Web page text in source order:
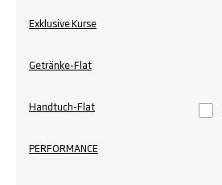
Exklusive Kurse
Getränke-Flat
Handtuch-Flat
PERFORMANCE